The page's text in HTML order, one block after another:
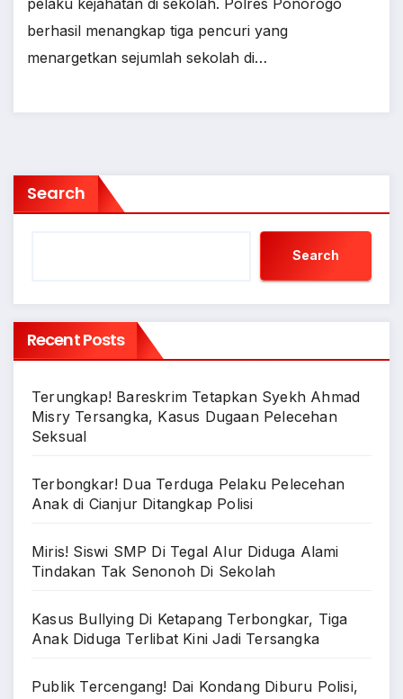
berhasil menangkap tiga pencuri yang
menargetkan sejumlah sekolah di…
Search
Search
Recent Posts
Terungkap! Bareskrim Tetapkan Syekh Ahmad
Misry Tersangka, Kasus Dugaan Pelecehan
Seksual
Terbongkar! Dua Terduga Pelaku Pelecehan
Anak di Cianjur Ditangkap Polisi
Miris! Siswi SMP Di Tegal Alur Diduga Alami
Tindakan Tak Senonoh Di Sekolah
Kasus Bullying Di Ketapang Terbongkar, Tiga
Anak Diduga Terlibat Kini Jadi Tersangka
Publik Tercengang! Dai Kondang Diburu Polisi,